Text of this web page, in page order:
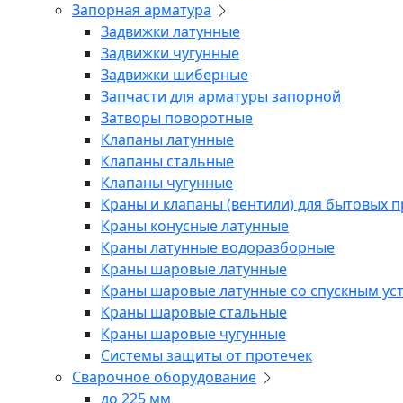
Запорная арматура
Задвижки латунные
Задвижки чугунные
Задвижки шиберные
Запчасти для арматуры запорной
Затворы поворотные
Клапаны латунные
Клапаны стальные
Клапаны чугунные
Краны и клапаны (вентили) для бытовых
Краны конусные латунные
Краны латунные водоразборные
Краны шаровые латунные
Краны шаровые латунные со спускным
Краны шаровые стальные
Краны шаровые чугунные
Системы защиты от протечек
Сварочное оборудование
до 225 мм